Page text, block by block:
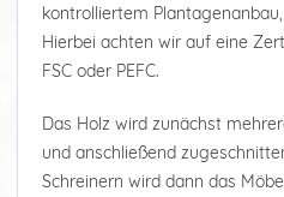
kontrolliertem
Hierbei achten wir auf eine
FSC oder PEFC.
Das Holz wird zunächst
und anschließend
Schreinern wird dann das